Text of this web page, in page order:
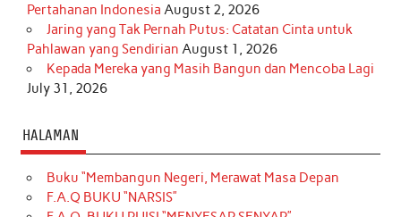
Pertahanan Indonesia August 2, 2026
Jaring yang Tak Pernah Putus: Catatan Cinta untuk
Pahlawan yang Sendirian August 1, 2026
Kepada Mereka yang Masih Bangun dan Mencoba Lagi
July 31, 2026
HALAMAN
Buku “Membangun Negeri, Merawat Masa Depan
F.A.Q BUKU “NARSIS”